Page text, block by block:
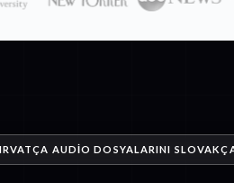
AUDIO DOSYALARINI